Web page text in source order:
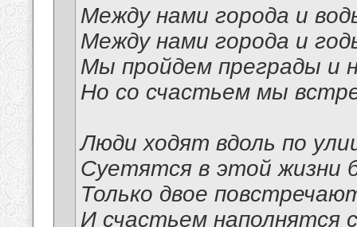
Между нами города и
Между нами города и
Мы пройдем преграды и
Но со счастьем мы
Люди ходят вдоль по
Суетятся в этой жизни
Только двое
И счастьем наполнятся